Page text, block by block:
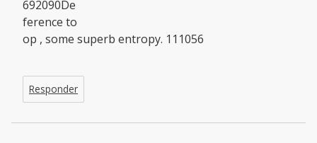
692090De
ference to
op , some superb entropy. 111056
Responder